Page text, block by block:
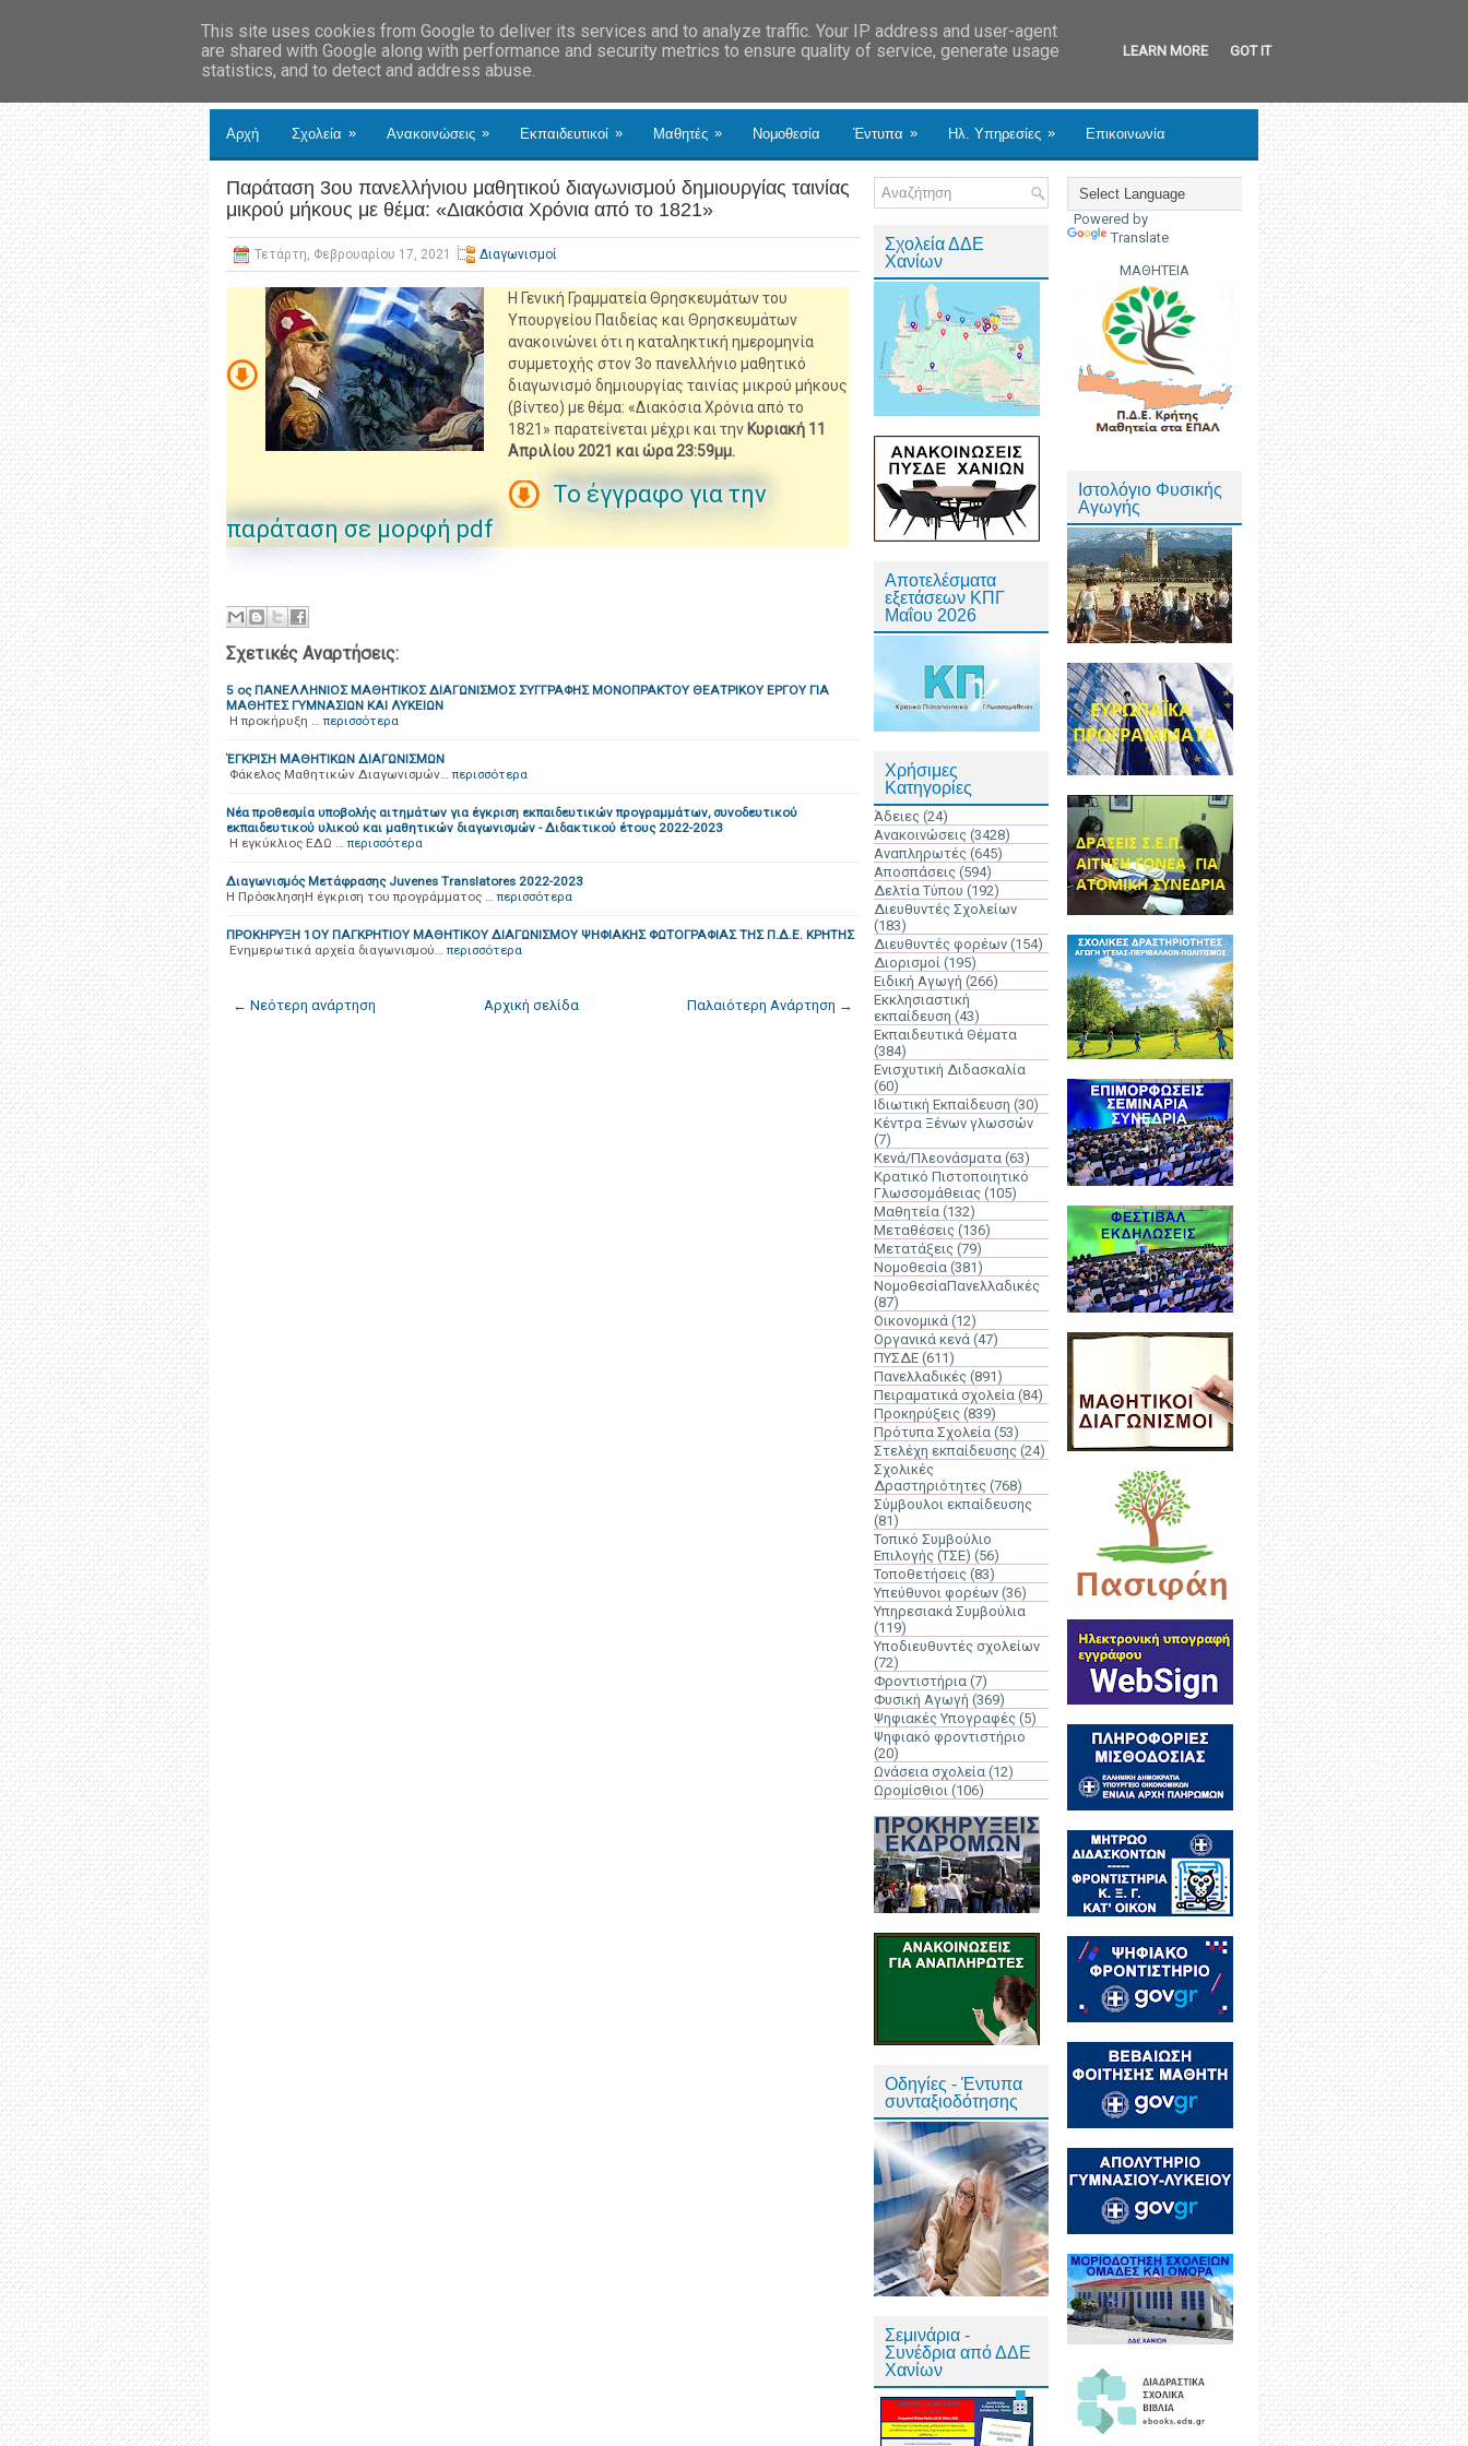
Αρχή Σχολεία » Ανακοινώσεις » Εκπαιδευτικοί » Μαθητές » Νομοθεσία Έντυπα » Ηλ. Υπηρεσίες » Επικοινωνία
Παράταση 3ου πανελλήνιου μαθητικού διαγωνισμού δημιουργίας ταινίας
μικρού μήκους με θέμα: «Διακόσια Χρόνια από το 1821»
Τετάρτη, Φεβρουαρίου 17, 2021 Διαγωνισμοί
Η Γενική Γραμματεία Θρησκευμάτων του
Υπουργείου Παιδείας και Θρησκευμάτων
ανακοινώνει ότι η καταληκτική ημερομηνία
συμμετοχής στον 3ο πανελλήνιο μαθητικό
διαγωνισμό δημιουργίας ταινίας μικρού μήκους
(βίντεο) με θέμα: «Διακόσια Χρόνια από το
1821» παρατείνεται μέχρι και την Κυριακή 11
Απριλίου 2021 και ώρα 23:59μμ.
Το έγγραφο για την
παράταση σε μορφή pdf
Σχετικές Αναρτήσεις:
5 ος ΠΑΝΕΛΛΗΝΙΟΣ ΜΑΘΗΤΙΚΟΣ ΔΙΑΓΩΝΙΣΜΟΣ ΣΥΓΓΡΑΦΗΣ ΜΟΝΟΠΡΑΚΤΟΥ ΘΕΑΤΡΙΚΟΥ ΕΡΓΟΥ ΓΙΑ
ΜΑΘΗΤΕΣ ΓΥΜΝΑΣΙΩΝ ΚΑΙ ΛΥΚΕΙΩΝ
H προκήρυξη … περισσότερα
ΈΓΚΡΙΣΗ ΜΑΘΗΤΙΚΩΝ ΔΙΑΓΩΝΙΣΜΩΝ
Φάκελος Μαθητικών Διαγωνισμών… περισσότερα
Νέα προθεσμία υποβολής αιτημάτων για έγκριση εκπαιδευτικών προγραμμάτων, συνοδευτικού
εκπαιδευτικού υλικού και μαθητικών διαγωνισμών - Διδακτικού έτους 2022-2023
Η εγκύκλιος ΕΔΩ … περισσότερα
Διαγωνισμός Μετάφρασης Juvenes Translatores 2022-2023
Η ΠρόσκλησηΗ έγκριση του προγράμματος … περισσότερα
ΠΡΟΚΗΡΥΞΗ 1ΟΥ ΠΑΓΚΡΗΤΙΟΥ ΜΑΘΗΤΙΚΟΥ ΔΙΑΓΩΝΙΣΜΟΥ ΨΗΦΙΑΚΗΣ ΦΩΤΟΓΡΑΦΙΑΣ ΤΗΣ Π.Δ.Ε. ΚΡΗΤΗΣ
Ενημερωτικά αρχεία διαγωνισμού… περισσότερα
← Νεότερη ανάρτηση Παλαιότερη Ανάρτηση →
Αρχική σελίδα
Σχολεία ΔΔΕ
Χανίων
Αποτελέσματα
εξετάσεων ΚΠΓ
Μαΐου 2026
Χρήσιμες
Κατηγορίες
Άδειες (24)
Ανακοινώσεις (3428)
Αναπληρωτές (645)
Αποσπάσεις (594)
Δελτία Τύπου (192)
Διευθυντές Σχολείων
(183)
Διευθυντές φορέων (154)
Διορισμοί (195)
Ειδική Αγωγή (266)
Εκκλησιαστική
εκπαίδευση (43)
Εκπαιδευτικά Θέματα
(384)
Ενισχυτική Διδασκαλία
(60)
Ιδιωτική Εκπαίδευση (30)
Κέντρα Ξένων γλωσσών
(7)
Κενά/Πλεονάσματα (63)
Κρατικό Πιστοποιητικό
Γλωσσομάθειας (105)
Μαθητεία (132)
Μεταθέσεις (136)
Μετατάξεις (79)
Νομοθεσία (381)
ΝομοθεσίαΠανελλαδικές
(87)
Οικονομικά (12)
Οργανικά κενά (47)
ΠΥΣΔΕ (611)
Πανελλαδικές (891)
Πειραματικά σχολεία (84)
Προκηρύξεις (839)
Πρότυπα Σχολεία (53)
Στελέχη εκπαίδευσης (24)
Σχολικές
Δραστηριότητες (768)
Σύμβουλοι εκπαίδευσης
(81)
Τοπικό Συμβούλιο
Επιλογής (ΤΣΕ) (56)
Τοποθετήσεις (83)
Υπεύθυνοι φορέων (36)
Υπηρεσιακά Συμβούλια
(119)
Υποδιευθυντές σχολείων
(72)
Φροντιστήρια (7)
Φυσική Αγωγή (369)
Ψηφιακές Υπογραφές (5)
Ψηφιακό φροντιστήριο
(20)
Ωνάσεια σχολεία (12)
Ωρομίσθιοι (106)
Οδηγίες - Έντυπα
συνταξιοδότησης
Σεμινάρια -
Συνέδρια από ΔΔΕ
Χανίων
Powered by
Translate
ΜΑΘΗΤΕΙΑ
Ιστολόγιο Φυσικής
Αγωγής
This site uses cookies from Google to deliver its services and to analyze traffic. Your IP address and user-agent
are shared with Google along with performance and security metrics to ensure quality of service, generate usage
statistics, and to detect and address abuse.
LEARN MORE GOT IT